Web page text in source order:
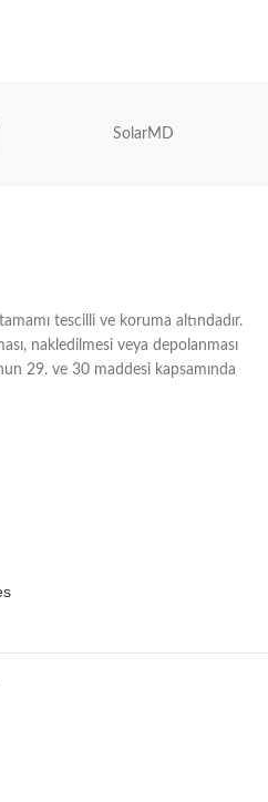
SolarMD
tescilli ve koruma altındadır.
nakledilmesi veya depolanması
29. ve 30 maddesi kapsamında